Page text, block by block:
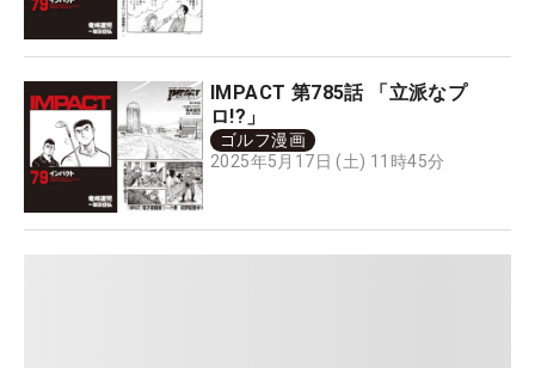
IMPACT 第785話 「立派なプ
ロ!?」
ゴルフ漫画
2025年5月17日 (土) 11時45分